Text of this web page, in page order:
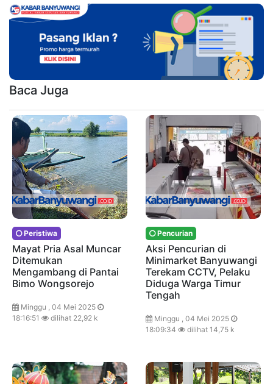
Baca Juga
Peristiwa
Mayat Pria Asal Muncar
Ditemukan
Mengambang di Pantai
Bimo Wongsorejo
Minggu , 04 Mei 2025
18:16:51
dilihat 22,92 k
Pencurian
Aksi Pencurian di
Minimarket Banyuwangi
Terekam CCTV, Pelaku
Diduga Warga Timur
Tengah
Minggu , 04 Mei 2025
18:09:34
dilihat 14,75 k